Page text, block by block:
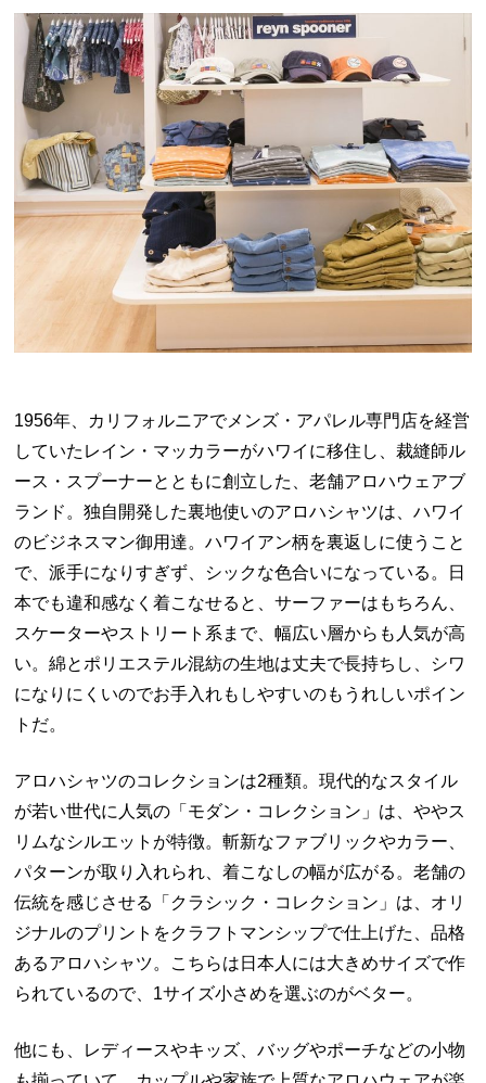
1956年、カリフォルニアでメンズ・アパレル専門店を経営
していたレイン・マッカラーがハワイに移住し、裁縫師ル
ース・スプーナーとともに創立した、老舗アロハウェアブ
ランド。独自開発した裏地使いのアロハシャツは、ハワイ
のビジネスマン御用達。ハワイアン柄を裏返しに使うこと
で、派手になりすぎず、シックな色合いになっている。日
本でも違和感なく着こなせると、サーファーはもちろん、
スケーターやストリート系まで、幅広い層からも人気が高
い。綿とポリエステル混紡の生地は丈夫で長持ちし、シワ
になりにくいのでお手入れもしやすいのもうれしいポイン
トだ。
アロハシャツのコレクションは2種類。現代的なスタイル
が若い世代に人気の「モダン・コレクション」は、ややス
リムなシルエットが特徴。斬新なファブリックやカラー、
パターンが取り入れられ、着こなしの幅が広がる。老舗の
伝統を感じさせる「クラシック・コレクション」は、オリ
ジナルのプリントをクラフトマンシップで仕上げた、品格
あるアロハシャツ。こちらは日本人には大きめサイズで作
られているので、1サイズ小さめを選ぶのがベター。
他にも、レディースやキッズ、バッグやポーチなどの小物